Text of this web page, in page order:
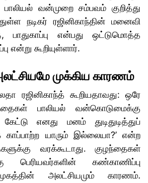
பாலியல் வன்முறை சம்பவம் குறித்து
நடிகர் ரஜினிகாந்தின் மனைவி
பாதுகாப்பு என்பது ஒட்டுமொத்த
என்று கூறியுள்ளார்.
முக்கிய காரணம்
ரஜினிகாந்த் கூறியதாவது: ஒரே
பாலியல் வன்கொடுமைக்கு
எனது மனம் துடிதுடித்துப்
யாரும் இல்லையா?’ என்ற
வரக்கூடாது. குழந்தைகள்
பெரியவர்களின் கண்காணிப்பு
அலட்சியமும் காரணம்.